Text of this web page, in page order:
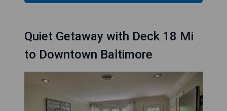
Quiet Getaway with Deck 18 Mi
to Downtown Baltimore